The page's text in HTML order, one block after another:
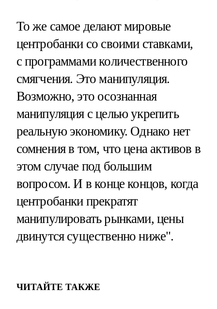
То же самое делают мировые
центробанки со своими ставками,
с программами количественного
смягчения. Это манипуляция.
Возможно, это осознанная
манипуляция с целью укрепить
реальную экономику. Однако нет
сомнения в том, что цена активов в
этом случае под большим
вопросом. И в конце концов, когда
центробанки прекратят
манипулировать рынками, цены
двинутся существенно ниже".
ЧИТАЙТЕ ТАКЖЕ